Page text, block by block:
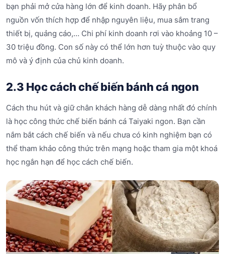
bạn phải mở cửa hàng lớn để kinh doanh. Hãy phân bổ
nguồn vốn thích hợp để nhập nguyên liệu, mua sắm trang
thiết bị, quảng cáo,… Chi phí kinh doanh rơi vào khoảng 10 –
30 triệu đồng. Con số này có thể lớn hơn tuỳ thuộc vào quy
mô và ý định của chủ kinh doanh.
2.3 Học cách chế biến bánh cá ngon
Cách thu hút và giữ chân khách hàng dễ dàng nhất đó chính
là học công thức chế biến bánh cá Taiyaki ngon. Bạn cần
nắm bắt cách chế biến và nếu chưa có kinh nghiệm bạn có
thể tham khảo công thức trên mạng hoặc tham gia một khoá
học ngắn hạn để học cách chế biến.